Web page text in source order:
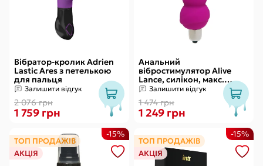
Вібратор-кролик Adrien
Lastic Ares з петелькою
для пальця
Залишити відгук
2 076 грн
1 759 грн
Анальний
вібростимулятор Alive
Lance, силікон, макс.
діаметр 2,9 см
(передостання кулька)
Залишити відгук
1 474 грн
1 249 грн
ТОП ПРОДАЖІВ
АКЦІЯ
-15%
ТОП ПРОДАЖІВ
АКЦІЯ
-15%